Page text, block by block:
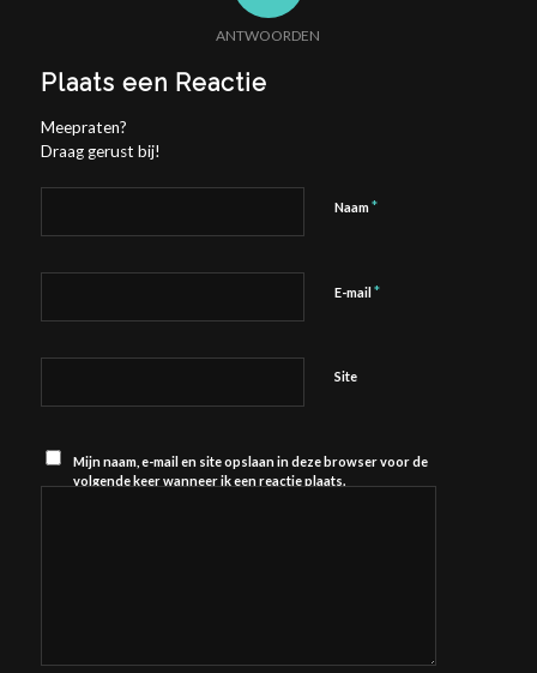
ANTWOORDEN
Plaats een Reactie
Meepraten?
Draag gerust bij!
Naam*
E-mail*
Site
Mijn naam, e-mail en site opslaan in deze browser voor de
volgende keer wanneer ik een reactie plaats.